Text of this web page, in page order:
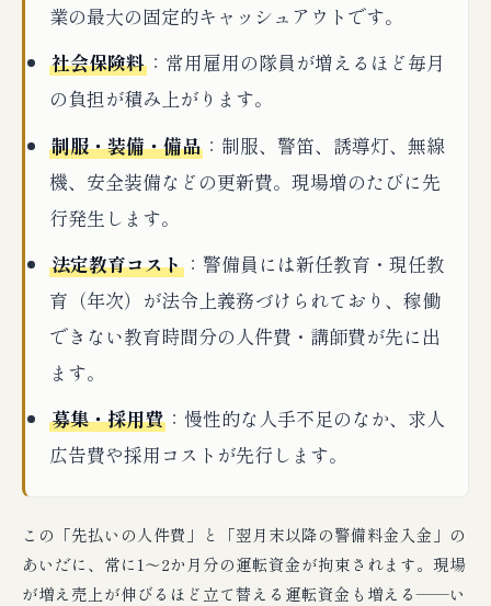
業の最大の固定的キャッシュアウトです。
社会保険料 ：常用雇用の隊員が増えるほど毎月
の負担が積み上がります。
制服・装備・備品 ：制服、警笛、誘導灯、無線
機、安全装備などの更新費。現場増のたびに先
行発生します。
法定教育コスト ：警備員には新任教育・現任教
育（年次）が法令上義務づけられており、稼働
できない教育時間分の人件費・講師費が先に出
ます。
募集・採用費 ：慢性的な人手不足のなか、求人
広告費や採用コストが先行します。
この「先払いの人件費」と「翌月末以降の警備料金入金」の
あいだに、常に1〜2か月分の運転資金が拘束されます。現場
が増え売上が伸びるほど立て替える運転資金も増える――い